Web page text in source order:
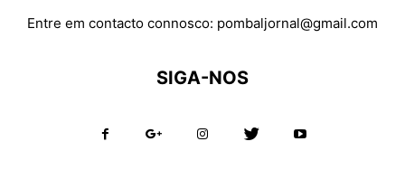
Entre em contacto connosco: pombaljornal@gmail.com
SIGA-NOS